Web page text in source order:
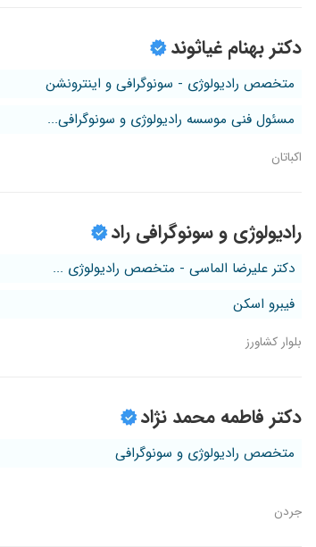
دکتر بهنام غیاثوند
متخصص رادیولوژی - سونوگرافی و اینترونشن
مسئول فنی موسسه رادیولوژی و سونوگرافی...
اکباتان
رادیولوژی و سونوگرافی راد
دکتر علیرضا الماسی - متخصص رادیولوژی ...
فیبرو اسکن
بلوار کشاورز
دکتر فاطمه محمد نژاد
متخصص رادیولوژی و سونوگرافی
جردن